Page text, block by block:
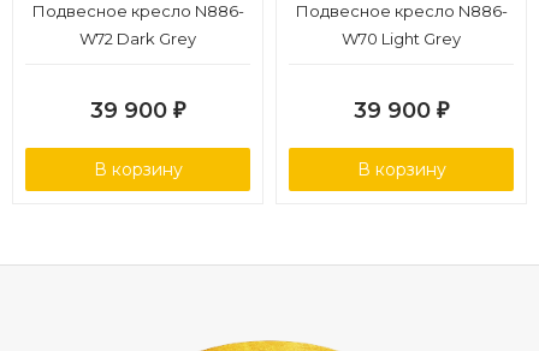
Подвесное кресло N886-
W72 Dark Grey
39 900 ₽
В корзину
Подвесное кресло N886-
W70 Light Grey
39 900 ₽
В корзину